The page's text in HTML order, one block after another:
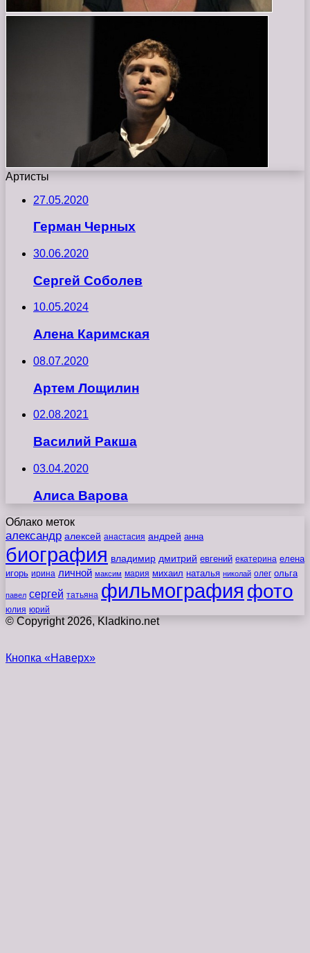
Артисты
27.05.2020
Герман Черных
30.06.2020
Сергей Соболев
10.05.2024
Алена Каримская
08.07.2020
Артем Лощилин
02.08.2021
Василий Ракша
03.04.2020
Алиса Варова
Облако меток
александр алексей анастасия андрей анна
биография владимир дмитрий евгений екатерина елена
игорь ирина личной максим мария михаил наталья николай олег ольга
павел сергей татьяна фильмография фото
юлия юрий
© Copyright 2026, Kladkino.net
Кнопка «Наверх»